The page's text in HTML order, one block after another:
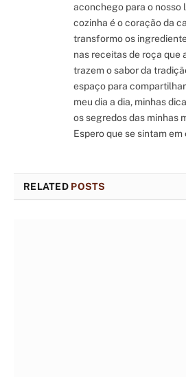
aconchego para o nosso
cozinha é o coração da
transformo os
nas receitas de roça que
trazem o sabor da
espaço para
meu dia a dia, minhas
os segredos das minhas
Espero que se sintam em
RELATED POSTS